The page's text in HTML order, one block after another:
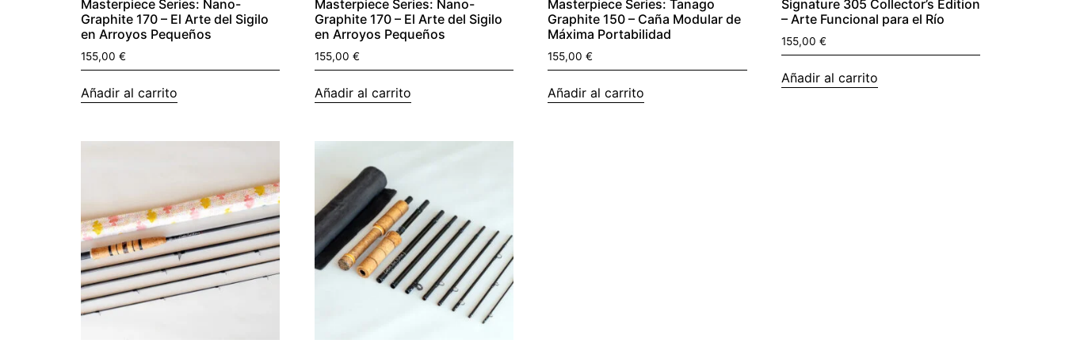
Masterpiece Series: Nano-
Graphite 170 – El Arte del Sigilo
en Arroyos Pequeños
155,00 €
Añadir al carrito
Masterpiece Series: Nano-
Graphite 170 – El Arte del Sigilo
en Arroyos Pequeños
155,00 €
Añadir al carrito
Masterpiece Series: Tanago
Graphite 150 – Caña Modular de
Máxima Portabilidad
155,00€
Añadir al carrito
Signature 305 Collector’s Edition
– Arte Funcional para el Río
155,00€
Añadir al carrito